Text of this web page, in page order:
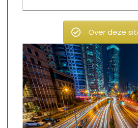
Over deze